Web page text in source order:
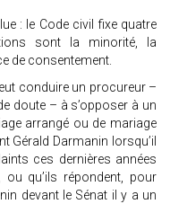
: le Code civil fixe quatre
sont la minorité, la
de consentement.
conduire un procureur –
doute – à s’opposer à un
arrangé ou de mariage
Gérald Darmanin lorsqu’il
ces dernières années
qu’ils répondent, pour
devant le Sénat il y a un